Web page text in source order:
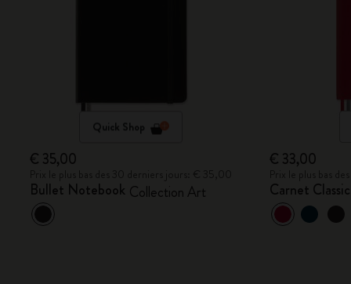
Quick Shop
€ 35,00
Bullet Notebook Collection Art
€ 33,00
Carnet